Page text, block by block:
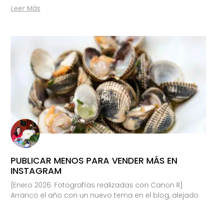
Leer Más
PUBLICAR MENOS PARA VENDER MÁS EN
INSTAGRAM
{Enero 2026. Fotografías realizadas con Canon R}
Arranco el año con un nuevo tema en el blog, alejado